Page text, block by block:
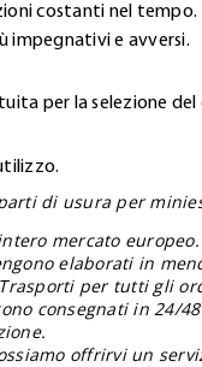
costanti nel
impegnativi e avversi.
per la selezione
di usura per
mercato
elaborati in
per tutti gli
consegnati in 24/
offrirvi un